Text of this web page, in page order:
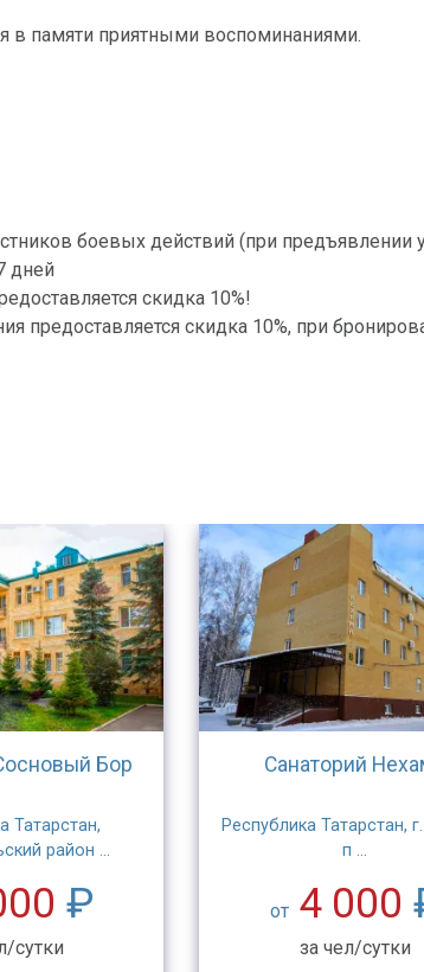
в памяти приятными воспоминаниями.
боевых действий (при
дней
скидка 10%!
предоставляется скидка 10%, при
Бор
Татарстан,
район ...
₽
сутки
Санаторий
Республика Татарстан,
п ...
от 4 000
за чел/сутки